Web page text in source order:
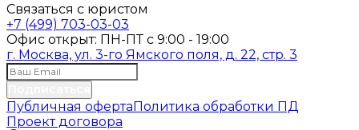
Связаться с юристом
+7 (499) 703-03-03
Офис открыт: ПН-ПТ с 9:00 - 19:00
г. Москва, ул. 3-го Ямского поля, д. 22, стр. 3
Публичная офертаПолитика обработки ПД
Проект договора